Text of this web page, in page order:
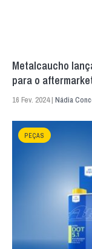
Metalcaucho
para o
16 Fev. 2024 | Nádia
PEÇAS